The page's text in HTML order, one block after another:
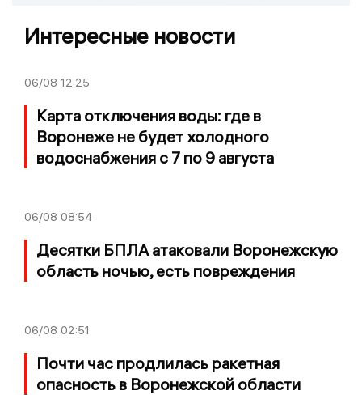
Интересные новости
06/08 12:25
Карта отключения воды: где в
Воронеже не будет холодного
водоснабжения с 7 по 9 августа
06/08 08:54
Десятки БПЛА атаковали Воронежскую
область ночью, есть повреждения
06/08 02:51
Почти час продлилась ракетная
опасность в Воронежской области